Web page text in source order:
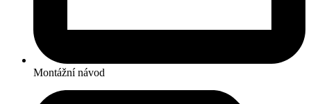
Montážní návod